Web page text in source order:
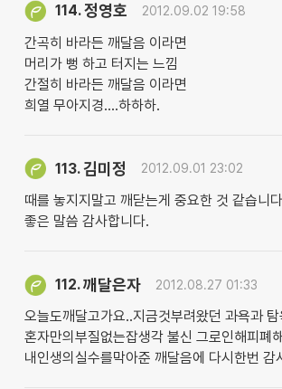
114.정영호 2012.09.02 19:58
간곡히 바라든 깨달음 이라면
머리가 뻥 하고 터지는 느낌
간절히 바라든 깨달음 이라면
희열 무아지경....하하하.
113.김미정 2012.09.01 23:02
때를 놓지지말고 깨닫는게 중요한 것 같습니
좋은 말씀 감사합니다.
112.깨달은자 2012.08.27 01:33
오늘도깨달고가요..지금것부려왔던 과욕과
혼자만의부질없는잡생각 불신 그로인해피폐
내인생의실수를막아준 깨달음에 다시한번 감